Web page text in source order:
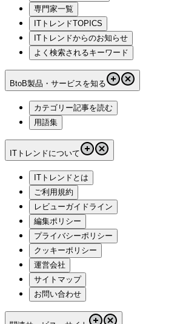
専門家一覧
ITトレンドTOPICS
ITトレンドからのお知らせ
よく検索されるキーワード
BtoB製品・サービスを知る
カテゴリー記事を読む
用語集
ITトレンドについて
ITトレンドとは
ご利用規約
レビューガイドライン
編集ポリシー
プライバシーポリシー
クッキーポリシー
運営会社
サイトマップ
お問い合わせ